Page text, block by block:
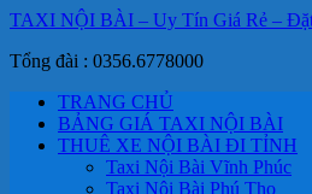
TAXI NỘI BÀI – Uy Tín Giá Rẻ –
Tổng đài : 0356.6778000
TRANG CHỦ
BẢNG GIÁ TAXI NỘI BÀI
THUÊ XE NỘI BÀI ĐI TỈNH
Taxi Nội Bài Vĩnh Phúc
Taxi Nội Bài Phú Thọ